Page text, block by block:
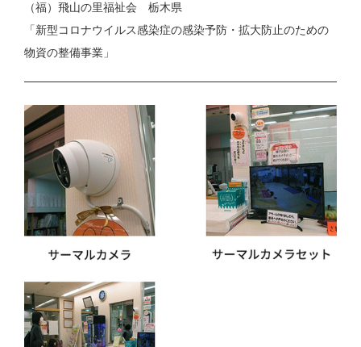
（福）飛山の里福祉会 栃木県
「新型コロナウイルス感染症の感染予防・拡大防止のための
物資の整備事業」